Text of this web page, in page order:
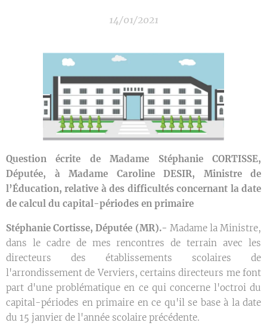
14/01/2021
Question écrite de Madame Stéphanie CORTISSE,
Députée, à Madame Caroline DESIR, Ministre de
l’Éducation, relative à des difficultés concernant la date
de calcul du capital-périodes en primaire
Stéphanie Cortisse, Députée (MR).- Madame la Ministre,
dans le cadre de mes rencontres de terrain avec les
directeurs des établissements scolaires de
l'arrondissement de Verviers, certains directeurs me font
part d'une problématique en ce qui concerne l'octroi du
capital-périodes en primaire en ce qu'il se base à la date
du 15 janvier de l'année scolaire précédente.